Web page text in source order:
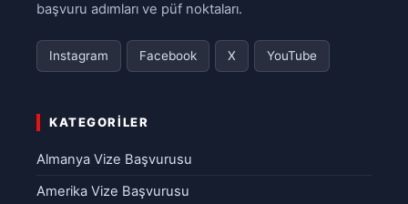
başvuru adımları ve püf noktaları.
Instagram Facebook X YouTube
KATEGORILER
Almanya Vize Başvurusu
Amerika Vize Başvurusu